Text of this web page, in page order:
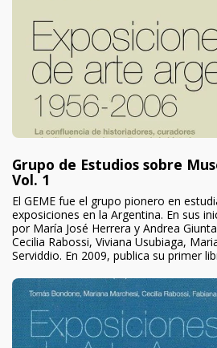
Grupo de Estudios sobre
Vol. 1
El GEME fue el grupo pionero en
exposiciones en la Argentina. En sus
por María José Herrera y Andrea
Cecilia Rabossi, Viviana Usubiaga,
Serviddio. En 2009, publica su primer